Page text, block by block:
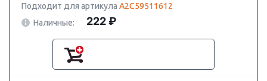
Подходит для артикула A2C59511612
Наличные:
222 ₽